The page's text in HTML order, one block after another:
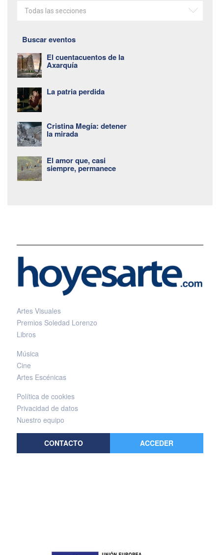
Todas las secciones
Buscar eventos
El cuentacuentos de la
Axarquía
La patria perdida
Cristina Megía: detener
la mirada
El amor que, casi
siempre, permanece
Artes Visuales
Premios Soledad Lorenzo
Libros
Música
Cine
Artes Escénicas
Política de cookies
Privacidad de datos
Nuestro equipo
CONTACTO ACCEDER